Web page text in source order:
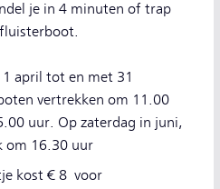
je in 4 minuten of trap
april tot en met 31
vertrekken om 11.00
uur. Op zaterdag in juni,
om 16.30 uur
kost € 8 voor